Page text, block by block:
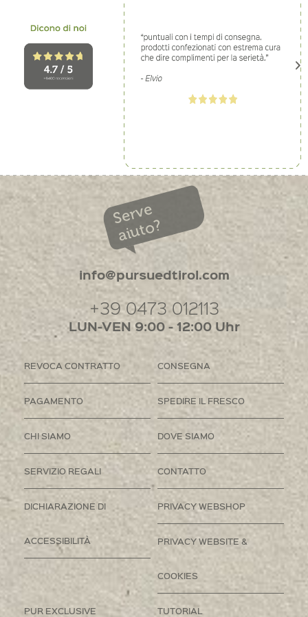
Serve
aiuto?
info@pursuedtirol.com
+39 0473 012113
LUN-VEN 9:00 - 12:00 Uhr
REVOCA CONTRATTO CONSEGNA
PAGAMENTO SPEDIRE IL FRESCO
CHI SIAMO DOVE SIAMO
SERVIZIO REGALI CONTATTO
DICHIARAZIONE DI
ACCESSIBILITÀ
PRIVACY WEBSHOP
PRIVACY WEBSITE &
COOKIES
PUR EXCLUSIVE TUTORIAL